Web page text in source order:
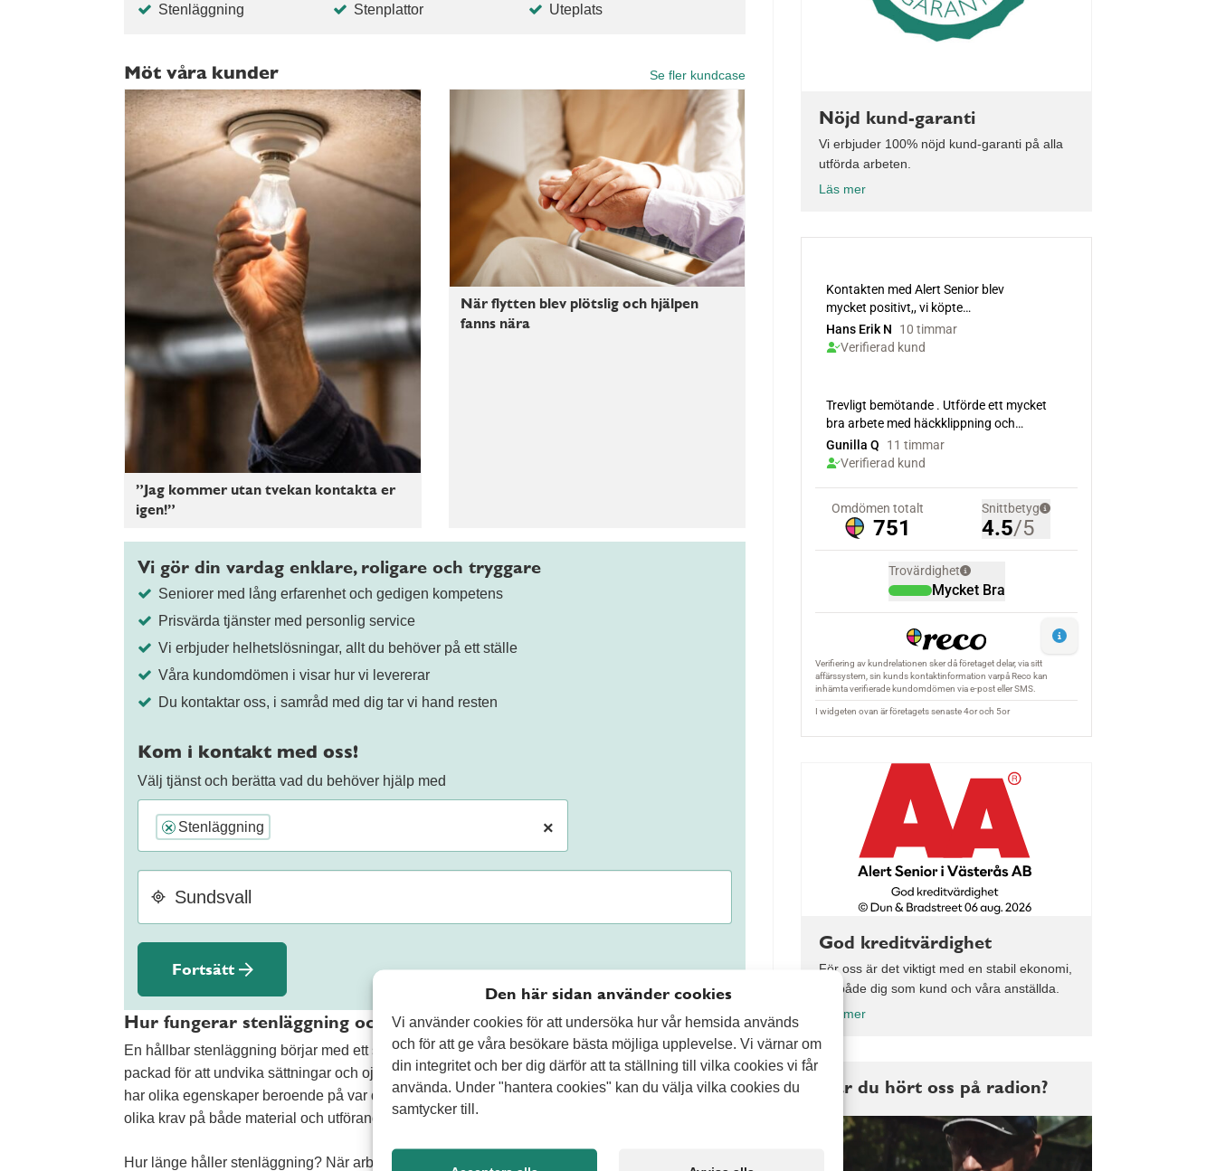
Stenläggning Stenplattor Uteplats
Möt våra kunder Se fler kundcase
”Jag kommer utan tvekan kontakta er
igen!”
När flytten blev plötslig och hjälpen
fanns nära
Vi gör din vardag enklare, roligare och tryggare
Seniorer med lång erfarenhet och gedigen kompetens
Prisvärda tjänster med personlig service
Vi erbjuder helhetslösningar, allt du behöver på ett ställe
Våra kundomdömen i visar hur vi levererar
Du kontaktar oss, i samråd med dig tar vi hand resten
Kom i kontakt med oss!
Välj tjänst och berätta vad du behöver hjälp med
×
× Stenläggning
Fortsätt
Hur fungerar stenläggning och vad ska man tänka på
En hållbar stenläggning börjar med ett stabilt underarbete. Grunden behöver vara jämn och
packad för att undvika sättningar och ojämnheter över tid. Marksten, betongplattor och natursten
har olika egenskaper beroende på var de ska användas. Gångar, uteplatser och uppfarter ställer
olika krav på både material och utförande.
Hur länge håller stenläggning? När arbetet görs på rätt sätt med bra grund och rätt material får du
Nöjd kund-garanti
Vi erbjuder 100% nöjd kund-garanti på alla
utförda arbeten.
Läs mer
God kreditvärdighet
För oss är det viktigt med en stabil ekonomi,
för både dig som kund och våra anställda.
Läs mer
Har du hört oss på radion?
Den här sidan använder cookies
Vi använder cookies för att undersöka hur vår hemsida används
och för att ge våra besökare bästa möjliga upplevelse. Vi värnar om
din integritet och ber dig därför att ta ställning till vilka cookies vi får
använda. Under "hantera cookies" kan du välja vilka cookies du
samtycker till.